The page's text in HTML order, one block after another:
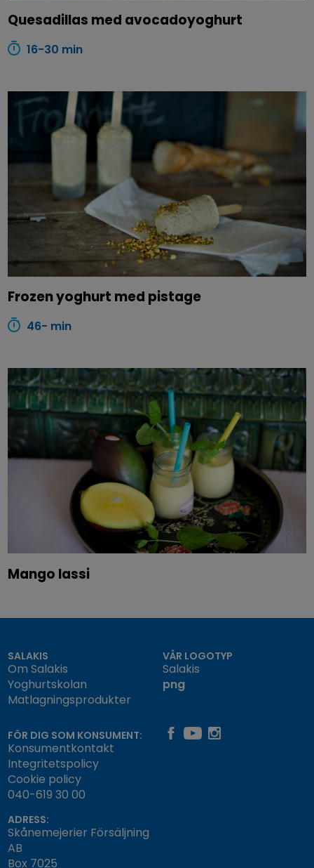
Quesadillas med avocadoyoghurt
16-30 min
Frozen yoghurt med pistage
46- min
Mango lassi
SALAKIS
Om Salakis
Yoghurtskolan
Matlagningsprodukter
VÅR LOGOTYP
Salakis
png
FÖR DIG SOM KONSUMENT:
Konsumentkontakt
Integritetspolicy
Cookie policy
040-619 30 00
ADRESS:
Skånemejerier Försäljning
AB
Box 7025